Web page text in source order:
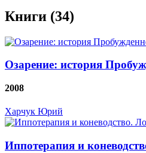
Книги (34)
Озарение: история
2008
Харчук Юрий
Иппотерапия и